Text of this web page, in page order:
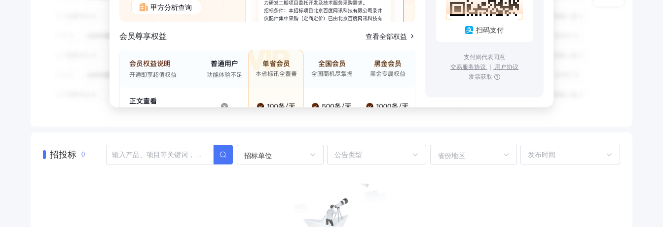
甲方分析查询
会员尊享权益 查看全部权益
扫码支付
支付则代表同意
交易服务协议 ｜ 用户协议
发票获取
招投标 0 招标单位 省份地区